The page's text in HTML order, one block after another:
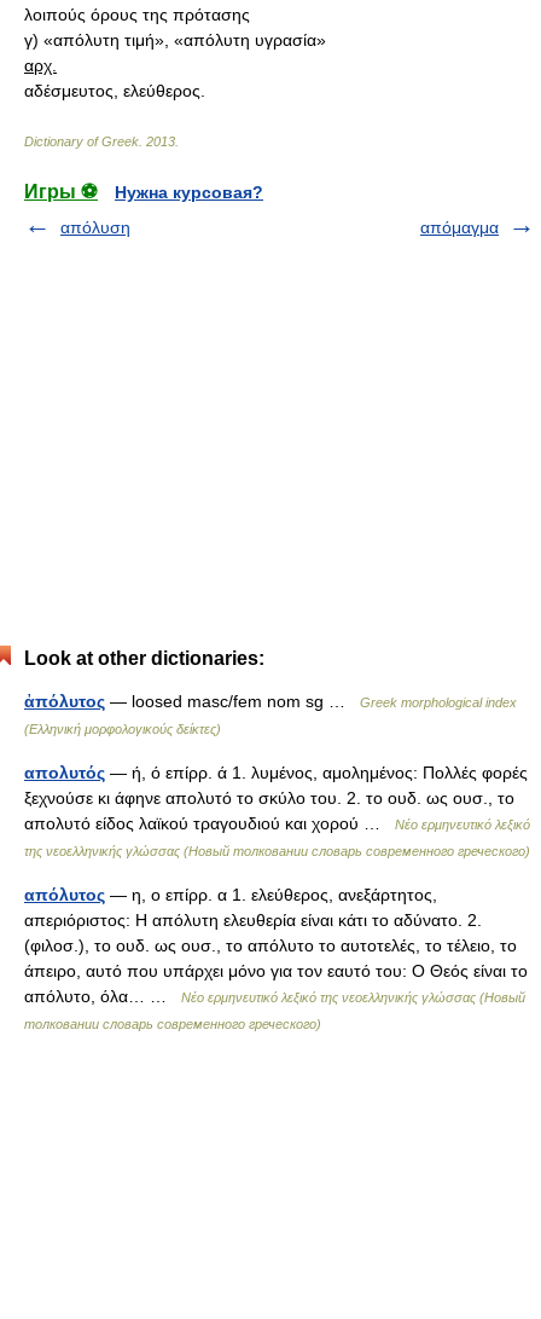
λοιπούς όρους της πρότασης
γ) «απόλυτη τιμή», «απόλυτη υγρασία»
αρχ.
αδέσμευτος, ελεύθερος.
Dictionary of Greek 2013
Игры ⚽
Нужна курсовая?
απόλυση
απόμαγμα
Look at other dictionaries:
ἀπόλυτος — loosed masc/fem nom sg …
Greek morphological index
(Ελληνική μορφολογικούς δείκτες)
απολυτός — ή, ό επίρρ. ά 1. λυμένος, αμολημένος: Πολλές φορές
ξεχνούσε κι άφηνε απολυτό το σκύλο του. 2. το ουδ. ως ουσ., το
απολυτό είδος λαϊκού τραγουδιού και χορού …
Νέο ερμηνευτικό λεξικό
της νεοελληνικής γλώσσας (Новый толковании словарь современного греческого)
απόλυτος — η, ο επίρρ. α 1. ελεύθερος, ανεξάρτητος,
απεριόριστος: Η απόλυτη ελευθερία είναι κάτι το αδύνατο. 2.
(φιλοσ.), το ουδ. ως ουσ., το απόλυτο το αυτοτελές, το τέλειο, το
άπειρο, αυτό που υπάρχει μόνο για τον εαυτό του: Ο Θεός είναι το
απόλυτο, όλα… …
Νέο ερμηνευτικό λεξικό της νεοελληνικής γλώσσας (Новый
толковании словарь современного греческого)